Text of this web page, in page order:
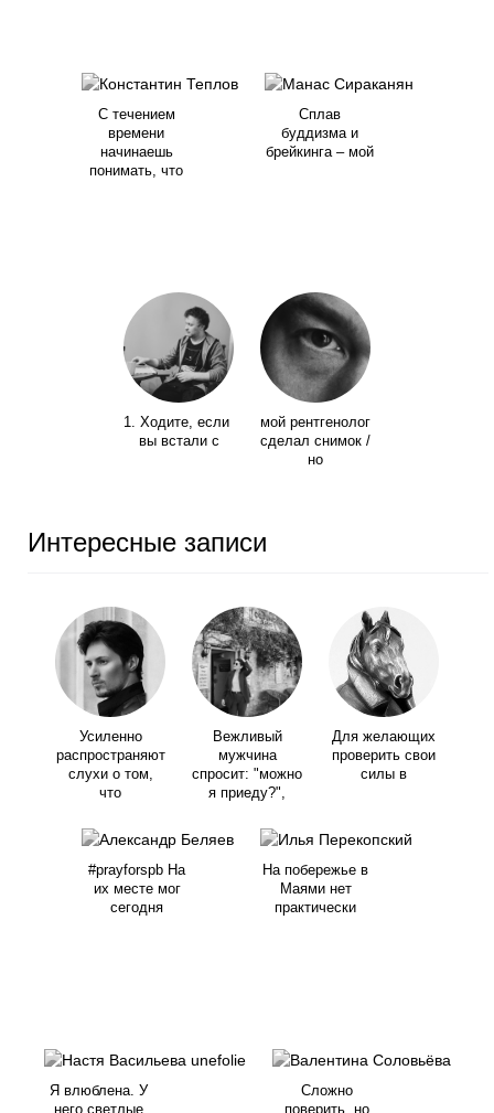
С течением
времени
начинаешь
понимать, что
Сплав
буддизма и
брейкинга – мой
1. Ходите, если
вы встали с
мой рентгенолог
сделал снимок /
но
Интересные записи
Усиленно
распространяют
слухи о том,
что
Вежливый
мужчина
спросит: "можно
я приеду?",
Для желающих
проверить свои
силы в
#prayforspb На
их месте мог
сегодня
На побережье в
Маями нет
практически
Я влюблена. У
него светлые
Сложно
поверить, но